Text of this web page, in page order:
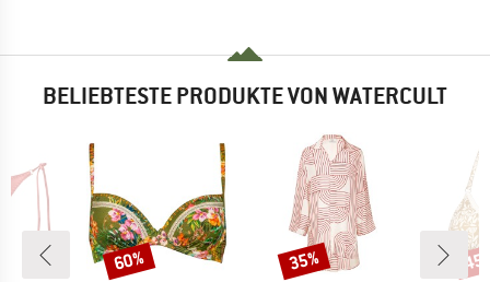
BELIEBTESTE PRODUKTE VON WATERCULT
Rabatt
60% Rabatt
35%